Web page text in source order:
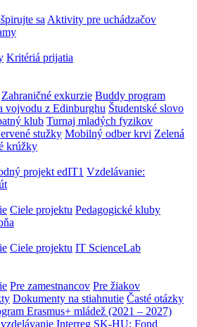
sa Aktivity pre uchádzačov
Kritériá prijatia
Zahraničné exkurzie Buddy program
vojvodu z Edinburghu Študentské slovo
klub Turnaj mladých fyzikov
stužky Mobilný odber krvi Zelená
krúžky
projekt edIT1 Vzdelávanie:
Ciele projektu Pedagogické kluby
Ciele projektu IT ScienceLab
Pre zamestnancov Pre žiakov
Dokumenty na stiahnutie Časté otázky
Erasmus+ mládež (2021 – 2027)
Interreg SK-HU: Fond